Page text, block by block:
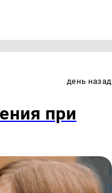
день назад
при